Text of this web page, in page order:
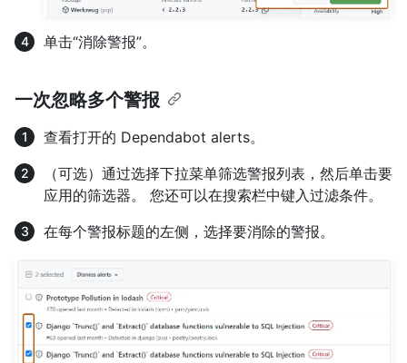
单击“消除警报”。
一次忽略多个警报
查看打开的 Dependabot alerts。
（可选）通过选择下拉菜单筛选警报列表，然后单击要
应用的筛选器。 您还可以在搜索栏中键入过滤条件。
在每个警报标题的左侧，选择要消除的警报。